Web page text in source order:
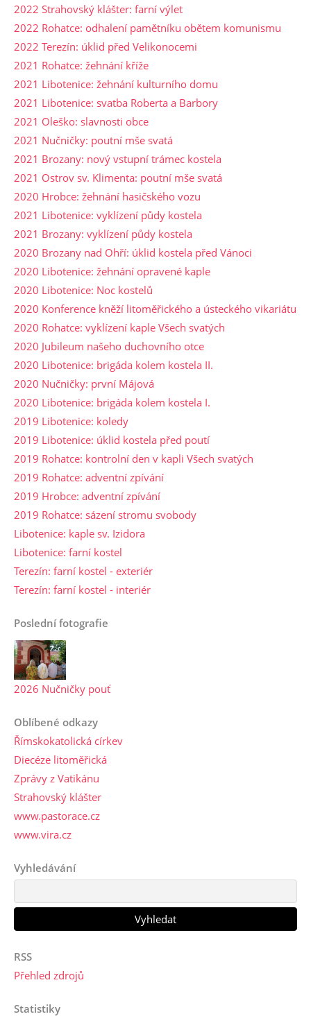
2022 Strahovský klášter: farní výlet
2022 Rohatce: odhalení pamětníku obětem komunismu
2022 Terezín: úklid před Velikonocemi
2021 Rohatce: žehnání kříže
2021 Libotenice: žehnání kulturního domu
2021 Libotenice: svatba Roberta a Barbory
2021 Oleško: slavnosti obce
2021 Nučničky: poutní mše svatá
2021 Brozany: nový vstupní trámec kostela
2021 Ostrov sv. Klimenta: poutní mše svatá
2020 Hrobce: žehnání hasičského vozu
2021 Libotenice: vyklízení půdy kostela
2021 Brozany: vyklízení půdy kostela
2020 Brozany nad Ohří: úklid kostela před Vánoci
2020 Libotenice: žehnání opravené kaple
2020 Libotenice: Noc kostelů
2020 Konference kněží litoměřického a ústeckého vikariátu
2020 Rohatce: vyklízení kaple Všech svatých
2020 Jubileum našeho duchovního otce
2020 Libotenice: brigáda kolem kostela II.
2020 Nučničky: první Májová
2020 Libotenice: brigáda kolem kostela I.
2019 Libotenice: koledy
2019 Libotenice: úklid kostela před poutí
2019 Rohatce: kontrolní den v kapli Všech svatých
2019 Rohatce: adventní zpívání
2019 Hrobce: adventní zpívání
2019 Rohatce: sázení stromu svobody
Libotenice: kaple sv. Izidora
Libotenice: farní kostel
Terezín: farní kostel - exteriér
Terezín: farní kostel - interiér
Poslední fotografie
2026 Nučničky pouť
Oblíbené odkazy
Římskokatolická církev
Diecéze litoměřická
Zprávy z Vatikánu
Strahovský klášter
www.pastorace.cz
www.vira.cz
Vyhledávání
RSS
Přehled zdrojů
Statistiky